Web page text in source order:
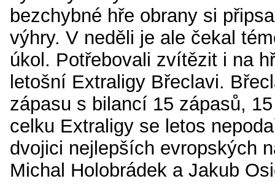
bezchybné hře obrany si
výhry. V neděli je ale čekal
úkol. Potřebovali zvítězit i na
letošní Extraligy Břeclavi.
zápasu s bilancí 15 zápasů,
celku Extraligy se letos
dvojici nejlepších evropských
Michal Holobrádek a Jakub